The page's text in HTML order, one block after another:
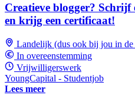
Creatieve blogger?
en krijg een certificaat!
Landelijk (dus ook bij jou in de
In overeenstemming
Vrijwilligerswerk
YoungCapital - Studentjob
Lees meer